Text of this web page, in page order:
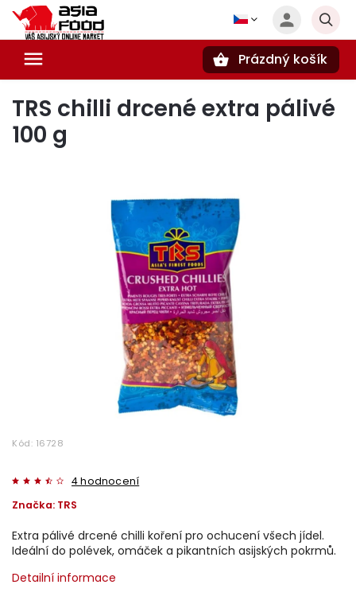
Prázdný košík
TRS chilli drcené extra pálivé
100 g
Kód: 16728
4 hodnocení
Značka: TRS
Extra pálivé drcené chilli koření pro ochucení všech jídel.
Ideální do polévek, omáček a pikantních asijských pokrmů.
Detailní informace